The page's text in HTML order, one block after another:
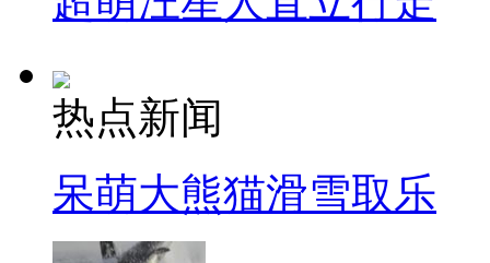
热点新闻
呆萌大熊猫滑雪取乐